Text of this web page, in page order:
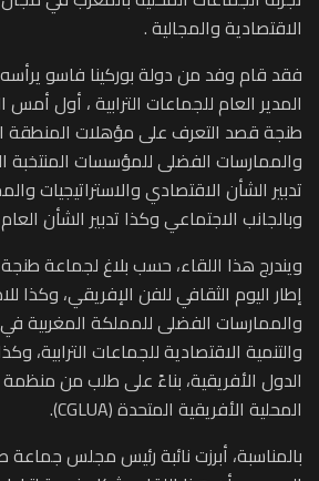
الاقتصادية والمجالية .
فقد قام وفد من دولة بوركينا فاسو
المدير العام للجماعات الترابية ، أول أمس
طنجة قصد التعرف على مؤهلات المنطقة
والممارسات الفضلى للمؤسسات
تدبير الشأن الاقتصادي والاستراتيجيات
وبالجانب الاجتماعي وكذا تدبير الشأن
ويندرج هذا اللقاء، حسب بلاغ لجماعة
إطار اليوم الثقافي للفن الإفريقي، وكذا
والممارسات الفضلى للمملكة المغربية
والتنمية الاقتصادية للجماعات الترابية،
الدول الأفريقية، بناءً على طلب من
المحلية الأفريقية المتحدة (CGLUA).
بالمناسبة، أبرزت نائبة رئيس مجلس